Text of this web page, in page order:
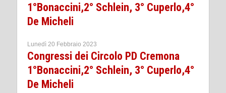
1°Bonaccini,2° Schlein, 3° Cuperlo,4°
De Micheli
Lunedì 20 Febbraio 2023
Congressi dei Circolo PD Cremona
1°Bonaccini,2° Schlein, 3° Cuperlo,4°
De Micheli